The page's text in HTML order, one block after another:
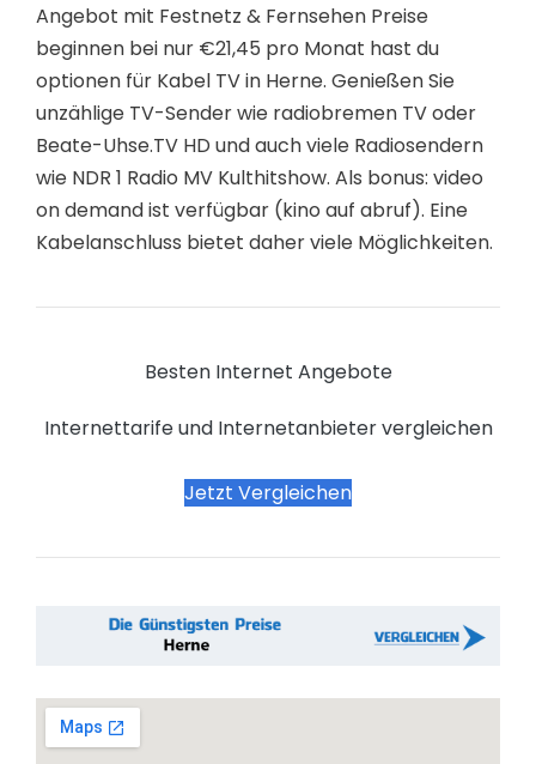
Angebot mit Festnetz & Fernsehen Preise
beginnen bei nur €21,45 pro Monat hast du
optionen für Kabel TV in Herne. Genießen Sie
unzählige TV-Sender wie radiobremen TV oder
Beate-Uhse.TV HD und auch viele Radiosendern
wie NDR 1 Radio MV Kulthitshow. Als bonus: video
on demand ist verfügbar (kino auf abruf). Eine
Kabelanschluss bietet daher viele Möglichkeiten.
Besten Internet Angebote
Internettarife und Internetanbieter vergleichen
Jetzt Vergleichen